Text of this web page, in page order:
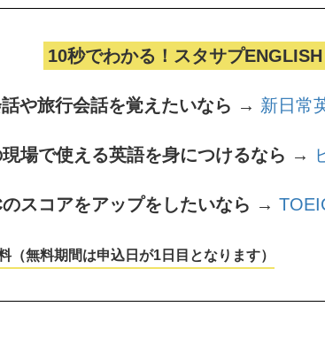
10秒でわかる！スタサプENGLISH
や旅行会話を覚えたいなら → 新日常
場で使える英語を身につけるなら →
スコアをアップをしたいなら →
（無料期間は申込日が1日目となります）